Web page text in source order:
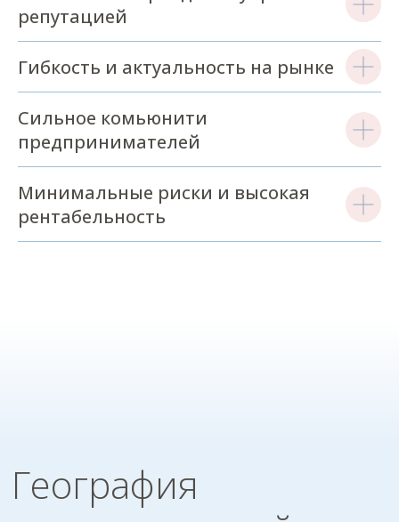
репутацией
Гибкость и актуальность на рынке
Сильное комьюнити
предпринимателей
Минимальные риски и высокая
рентабельность